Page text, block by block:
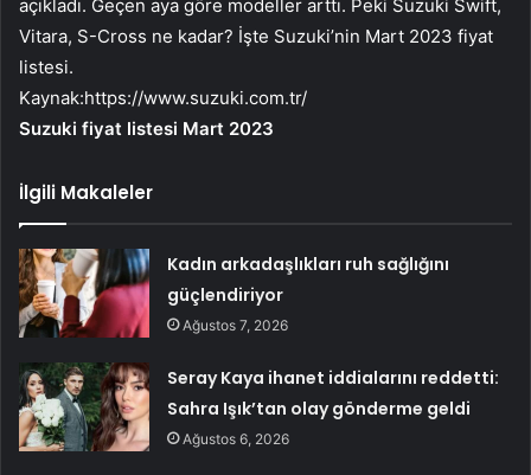
açıkladı. Geçen aya göre modeller arttı. Peki Suzuki Swift,
Vitara, S-Cross ne kadar? İşte Suzuki’nin Mart 2023 fiyat
listesi.
Kaynak:https://www.suzuki.com.tr/
Suzuki fiyat listesi Mart 2023
İlgili Makaleler
Kadın arkadaşlıkları ruh sağlığını
güçlendiriyor
Ağustos 7, 2026
Seray Kaya ihanet iddialarını reddetti:
Sahra Işık’tan olay gönderme geldi
Ağustos 6, 2026